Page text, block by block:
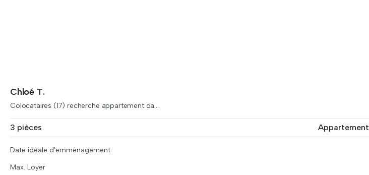
Chloé T.
Colocataires (17) recherche appartement da...
3 pièces Appartement
Date idéale d'emménagement
Max. Loyer